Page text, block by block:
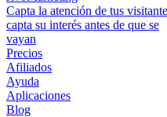
Capta la atención de tus
capta su interés antes de que se
vayan
Precios
Afiliados
Ayuda
Aplicaciones
Blog